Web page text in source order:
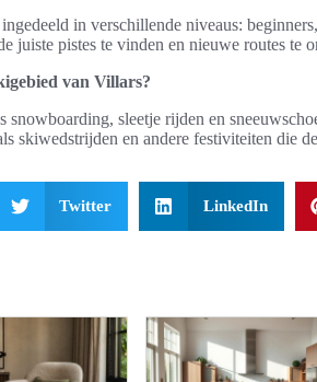
in verschillende niveaus:
juiste pistes te vinden en nieuwe routes te
van Villars?
snowboarding, sleetje rijden en
skiwedstrijden en andere festiviteiten die
Twitter LinkedIn